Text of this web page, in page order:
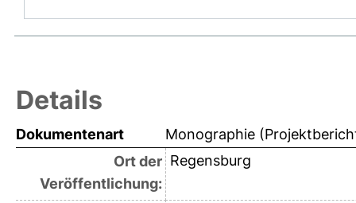
Details
Dokumentenart
Monographie
Ort der
Veröffentlichung:
Regensburg